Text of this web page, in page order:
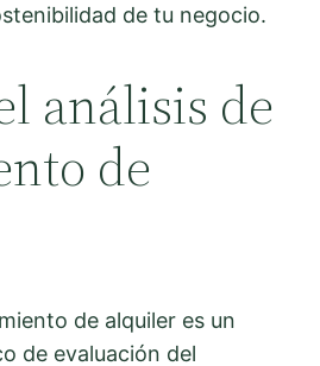
de tu negocio.
análisis de
de
de alquiler es un
de evaluación del